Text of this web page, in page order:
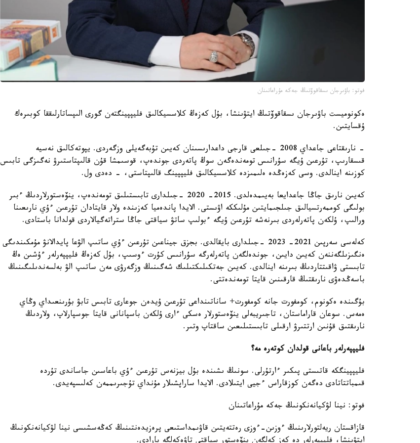
فوتو: باۋىرجان ىسقاقوۆتىڭ جەكە مۇراعاتىنان
ەكونوميست باۋىرجان ىسقاقوۆتىڭ ايتۋىنشا، بۇل كەزەڭ كلاسسيكالىق فليپپينگتەن گورى الىپساتارلىققا كوبىرەك
ۇقسايتىن.
- نارىقتاعى جاعداي 2008 -جىلعى قارجى داعدارىسىنان كەيىن تۇبەگەيلى وزگەردى. يپوتەكالىق نەسيە
قىسقارىپ، تۇرعىن ۇيگە سۇرانىس تومەندەگەن سوڭ پاتەردى جوندەپ، قوسىمشا قۇن قالىپتاستىرۋ نەگىزگى تابىس
كوزىنە اينالدى. وسى كەزەڭدە ەلىمىزدە كلاسسيكالىق فليپپينگ قالىپتاستى، - دەدى ول.
كەيىن نارىق جاڭا جاعدايعا بەيىمدەلدى. 2015- 2020 -جىلدارى تابىستىلىق تومەندەپ، ينۆەستورلاردىڭ ءبىر
بولىگى كوممەرتسيالىق جىلجىمايتىن مۇلىككە اۋىستى. الايدا پاندەميا كەزىندە ولار قايتادان تۇرعىن ءۇي نارىعىنا
ورالىپ، ۇلكەن پاتەرلەردى بىرنەشە تۇرعىن ۇيگە ءبولىپ ساتۋ سياقتى جاڭا ستراتەگيالاردى قولدانا باستادى.
كەلەسى سەرپىن 2021- 2023 -جىلدارى بايقالدى. بجزق جيناعىن تۇرعىن ءۇي ساتىپ الۋعا پايدالانۋ مۇمكىندىگى
ەنگىزىلگەننەن كەيىن دايىن، جوندەلگەن پاتەرلەرگە سۇرانىس كۇرت ءوسىپ، بۇل كەزەڭ فليپپەرلەر ءۇشىن ەڭ
تابىستى ۋاقىتتاردىڭ بىرىنە اينالدى. كەيىن جەتكىلىكتىلىك شەگىنىڭ وزگەرۋى مەن ساتىپ الۋ بەلسەندىلىگىنىڭ
باسەڭدەۋى نارىقتىڭ قارقىنىن قايتا تومەندەتتى.
بۇگىندە ەكونوم، كومفورت جانە كومفورت+ ساناتىنداعى تۇرعىن ۇيدەن جوعارى تابىس تابۋ بۇرىنعىداي وڭاي
ەمەس. سوعان قاراماستان، تاجىريبەلى ينۆەستورلار ەسكى ءارى ۇلكەن باسپانانى قايتا جوسپارلاپ، ولاردىڭ
نارىقتىق قۇنىن ارتتىرۋ ارقىلى تابىستىلىعىن ساقتاپ وتىر.
فليپپەرلەر باعانى قولدان كوتەرە مە؟
فليپپينگكە قاتىستى پىكىر ءارتۇرلى. سونىڭ ىشىندە بۇل بيزنەس تۇرعىن ءۇي باعاسىن جاساندى تۇردە
قىمباتتاتادى دەگەن كوزقاراس ءجيى ايتىلادى. الايدا ساراپشىلار مۇنداي تۇجىرىممەن كەلىسپەيدى.
فوتو: نينا لۋكيانەنكونىڭ جەكە مۇراعاتىنان
قازاقستان ريەلتورلارىنىڭ ءوزىن-ءوزى رەتتەيتىن قاۋىمداستىعى پرەزيدەنتىنىڭ كەڭەسشىسى نينا لۋكيانەنكونىڭ